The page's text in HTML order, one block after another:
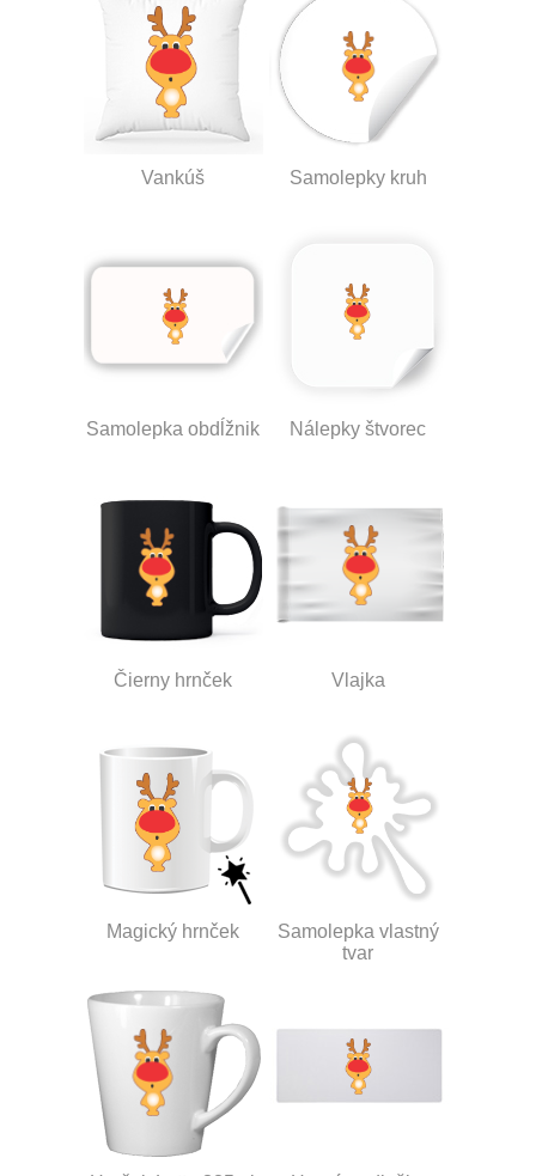
Vankúš Samolepky kruh
Samolepka obdĺžnik Nálepky štvorec
Čierny hrnček Vlajka
Magický hrnček
Samolepka vlastný
tvar